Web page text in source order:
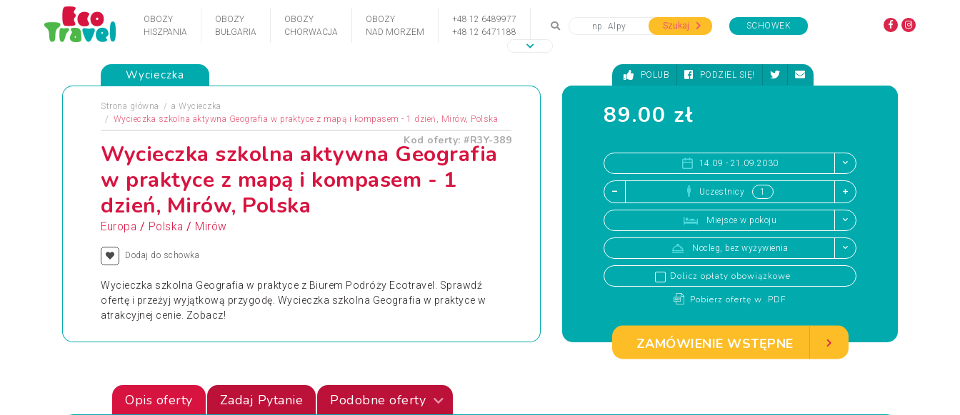
OBOZY
HISZPANIA
OBOZY
BUŁGARIA
OBOZY
CHORWACJA
OBOZY
NAD MORZEM
+48 12 6489977
+48 12 6471188
Szukaj SCHOWEK
Wycieczka
Strona główna a Wycieczka
Wycieczka szkolna aktywna Geografia w praktyce z mapą i kompasem - 1 dzień, Mirów, Polska
Kod oferty: #R3Y-389
Wycieczka szkolna aktywna Geografia
w praktyce z mapą i kompasem - 1
dzień, Mirów, Polska
Europa / Polska / Mirów
Dodaj do schowka
Wycieczka szkolna Geografia w praktyce z Biurem Podróży Ecotravel. Sprawdź
ofertę i przeżyj wyjątkową przygodę. Wycieczka szkolna Geografia w praktyce w
atrakcyjnej cenie. Zobacz!
POLUB PODZIEL SIĘ!
89.00 zł
14.09 - 21.09.2030
Uczestnicy
Miejsce w pokoju
Nocleg, bez wyżywienia
Dolicz opłaty obowiązkowe
Pobierz ofertę w .PDF
ZAMÓWIENIE WSTĘPNE
Opis oferty Zadaj Pytanie Podobne oferty